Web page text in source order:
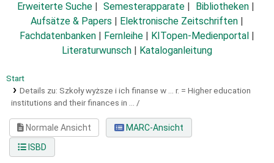
Erweiterte Suche Semesterapparate
Bibliotheken
Aufsätze & Papers
Elektronische Zeitschriften
Fachdatenbanken
Fernleihe KITopen-Medienportal
Literaturwunsch
Kataloganleitung
Start
Details zu: Szkoły wyższe i ich finanse w ... r. = Higher education
institutions and their finances in ... /
Normale Ansicht
MARC-Ansicht
ISBD